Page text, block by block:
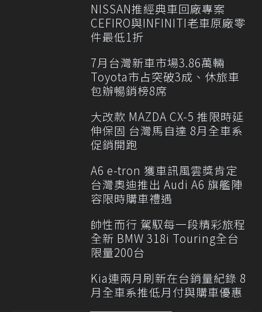
NISSAN推經典車回廠專案
CEFIRO與INFINITI老車原廠零
件最低1折
7月台灣新車市場3.86萬輛
Toyota市占突破3成、休旅車
包辦暢銷榜8席
大改款 MAZDA CX-5 推限時延
伸保固 台灣馬自達 8月全車系
促銷開跑
A6 e-tron 獲車訊風雲獎肯定
台灣奧迪推出 Audi A6 旗艦陣
容限時購車禮遇
帥性而行 駕馭每一段精彩旅程
全新 BMW 318i Touring全台
限量200台
Kia連兩月刷新在台銷量紀錄 8
月全車系推低月付與購車優惠